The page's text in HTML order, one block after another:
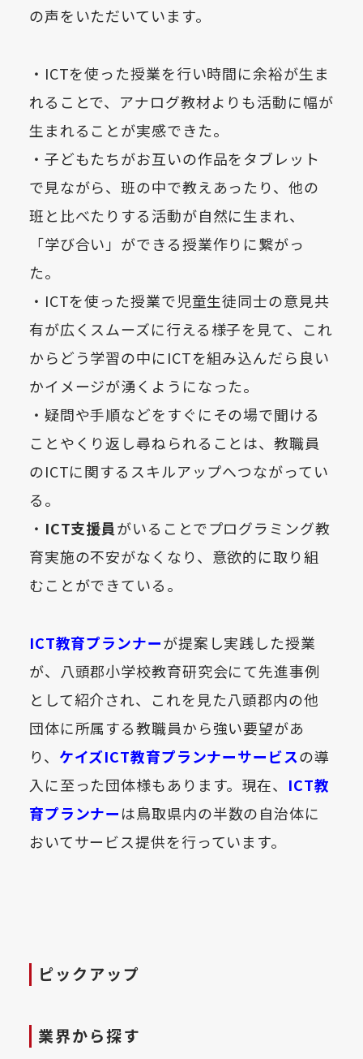
の声をいただいています。
・ICTを使った授業を行い時間に余裕が生ま
れることで、アナログ教材よりも活動に幅が
生まれることが実感できた。
・子どもたちがお互いの作品をタブレット
で見ながら、班の中で教えあったり、他の
班と比べたりする活動が自然に生まれ、
「学び合い」ができる授業作りに繋がっ
た。
・ICTを使った授業で児童生徒同士の意見共
有が広くスムーズに行える様子を見て、これ
からどう学習の中にICTを組み込んだら良い
かイメージが湧くようになった。
・疑問や手順などをすぐにその場で聞ける
ことやくり返し尋ねられることは、教職員
のICTに関するスキルアップへつながってい
る。
・ ICT支援員がいることでプログラミング教
育実施の不安がなくなり、意欲的に取り組
むことができている。
ICT教育プランナーが提案し実践した授業
が、八頭郡小学校教育研究会にて先進事例
として紹介され、これを見た八頭郡内の他
団体に所属する教職員から強い要望があ
り、 ケイズICT教育プランナーサービスの導
入に至った団体様もあります。現在、 ICT教
育プランナーは鳥取県内の半数の自治体に
おいてサービス提供を行っています。
ピックアップ
業界から探す